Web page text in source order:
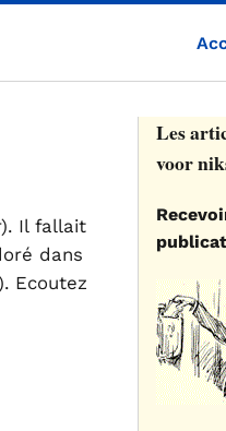
Il fallait
dans
Ecoutez
Les
voor